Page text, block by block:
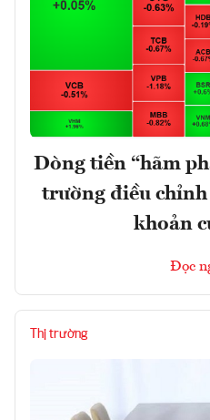
Dòng tiền “hãm
trường điều
khoản
Đọc
Thị trường